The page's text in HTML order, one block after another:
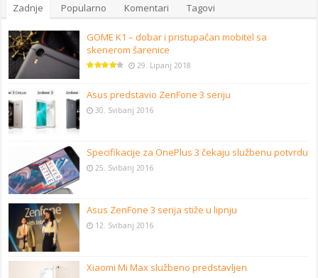
Zadnje Popularno Komentari Tagovi
GOME K1 – dobar i pristupačan mobitel sa
skenerom šarenice
29. Lipanj 2018
Asus predstavio ZenFone 3 seriju
30. Svibanj 2016
Specifikacije za OnePlus 3 čekaju službenu potvrdu
25. Svibanj 2016
Asus ZenFone 3 serija stiže u lipnju
12. Svibanj 2016
Xiaomi Mi Max službeno predstavljen